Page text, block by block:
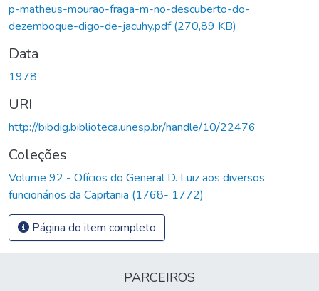
p-matheus-mourao-fraga-m-no-descuberto-do-
dezemboque-digo-de-jacuhy.pdf(270,89 KB)
Data
1978
URI
http://bibdig.biblioteca.unesp.br/handle/10/22476
Coleções
Volume 92 - Ofícios do General D. Luiz aos diversos
funcionários da Capitania (1768- 1772)
Página do item completo
PARCEIROS